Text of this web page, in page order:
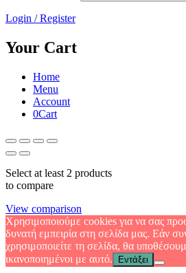
Login / Register
Your Cart
Home
Menu
Account
0Cart
Select at least 2 products
to compare
View comparison
Χρησιμοποιούμε cookies για να σας
δυνατή εμπειρία στη σελίδα μας. Εάν
χρησιμοποιείτε τη σελίδα, θα
ικανοποιημένοι με αυτό.
Εντάξει